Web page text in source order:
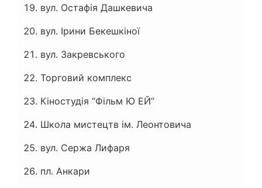
вул. Остафія Дашкевича
вул. Ірини Бекешкіної
вул. Закревського
Торговий комплекс
Кіностудія “Фільм Ю ЕЙ”
Школа мистецтв ім. Леонтовича
вул. Сержа Лифаря
пл. Анкари